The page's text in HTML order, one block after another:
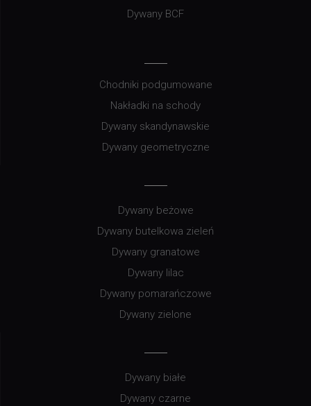
Dywany BCF
Chodniki podgumowane
Nakładki na schody
Dywany skandynawskie
Dywany geometryczne
Dywany beżowe
Dywany butelkowa zieleń
Dywany granatowe
Dywany lilac
Dywany pomarańczowe
Dywany zielone
Dywany białe
Dywany czarne